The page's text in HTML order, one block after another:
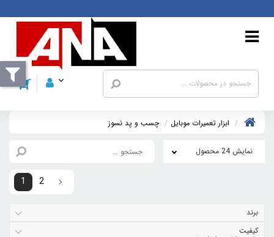
ابزار تعمیرات موبایل چسب و پد نسوز
نمایش 24 محصول
1 2
برند
کیفیت